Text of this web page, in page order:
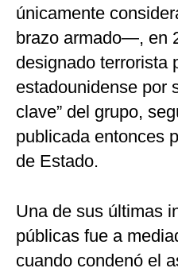
únicamente
brazo armado—, en
designado terrorista
estadounidense por
clave” del grupo,
publicada entonces
de Estado.
Una de sus últimas
públicas fue a
cuando condenó el